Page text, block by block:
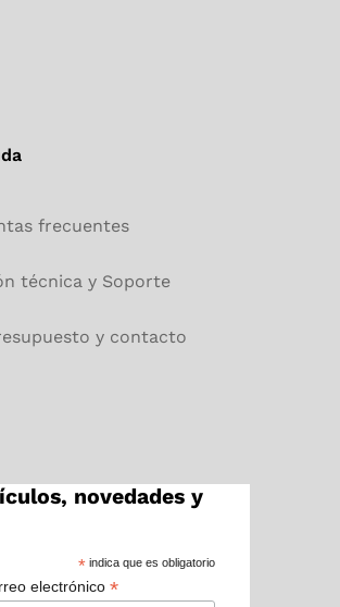
frecuentes
técnica y Soporte
y contacto
novedades y
*indica que es obligatorio
electrónico *